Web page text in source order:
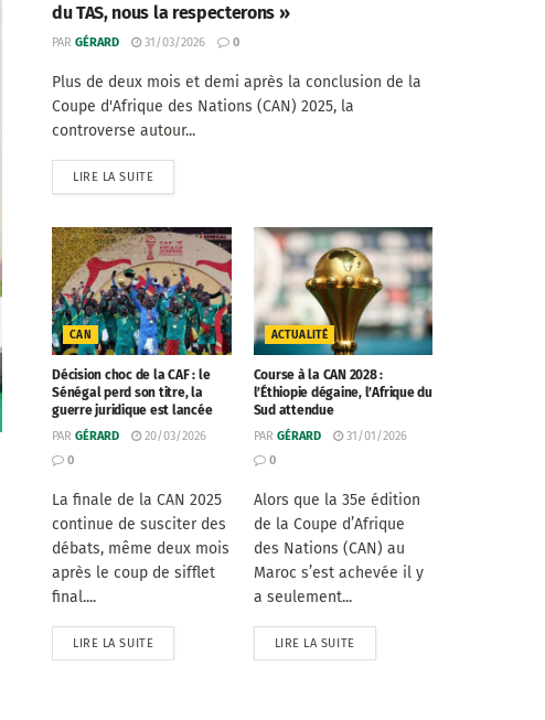
du TAS, nous la respecterons »
PAR GÉRARD 31/03/2026 0
Plus de deux mois et demi après la conclusion de la
Coupe d'Afrique des Nations (CAN) 2025, la
controverse autour...
LIRE LA SUITE
CAN
Décision choc de la CAF : le
Sénégal perd son titre, la
guerre juridique est lancée
PAR GÉRARD
20/03/2026
0
La finale de la CAN 2025
continue de susciter des
débats, même deux mois
après le coup de sifflet
final....
LIRE LA SUITE
ACTUALITÉ
Course à la CAN 2028 :
l’Éthiopie dégaine, l’Afrique du
Sud attendue
PAR GÉRARD
31/01/2026
0
Alors que la 35e édition
de la Coupe d’Afrique
des Nations (CAN) au
Maroc s’est achevée il y
a seulement...
LIRE LA SUITE